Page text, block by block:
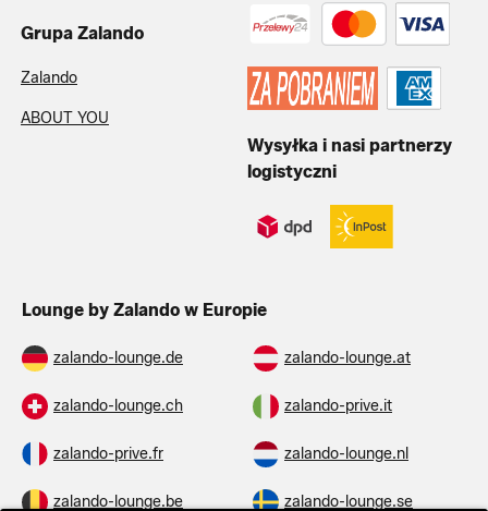
Grupa Zalando
Zalando
ABOUT YOU
Wysyłka i nasi partnerzy
logistyczni
Lounge by Zalando w Europie
zalando-lounge.de zalando-lounge.at
zalando-lounge.ch zalando-prive.it
zalando-prive.fr zalando-lounge.nl
zalando-lounge.be zalando-lounge.se